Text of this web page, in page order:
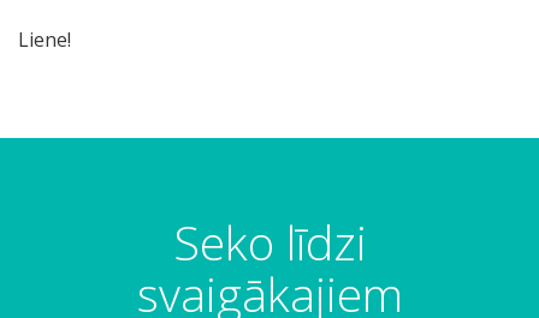
Liene!
Seko līdzi
svaigākajiem